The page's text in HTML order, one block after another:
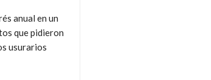
anual en un
que pidieron
usurarios